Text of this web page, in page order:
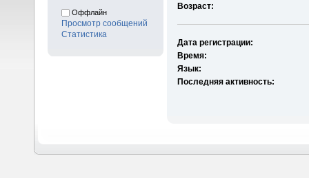
Оффлайн
Просмотр сообщений
Статистика
Возраст:
Дата регистрации:
Время:
Язык:
Последняя активность: